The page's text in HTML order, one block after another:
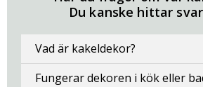
Du kanske hittar
Vad är kakeldekor?
Fungerar dekoren i kök eller